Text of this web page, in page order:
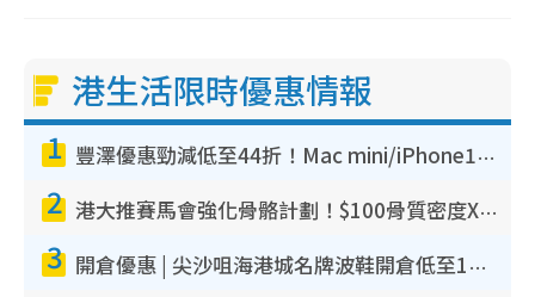
港生活限時優惠情報
1 豐澤優惠勁減低至44折！Mac mini/iPhone17Pro大減價！廚房家電$220起
2 港大推賽馬會強化骨骼計劃！$100骨質密度X光檢查 完成免費運動訓練送超市禮券！附參加資格
3 開倉優惠 | 尖沙咀海港城名牌波鞋開倉低至1折！On鞋$899起／Joy&Peace鞋履$98起